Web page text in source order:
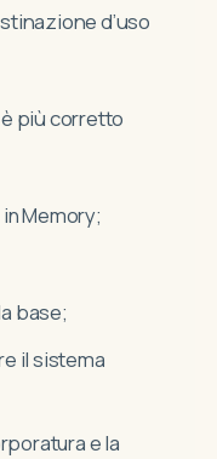
d’uso
più corretto
Memory;
base;
il sistema
e la